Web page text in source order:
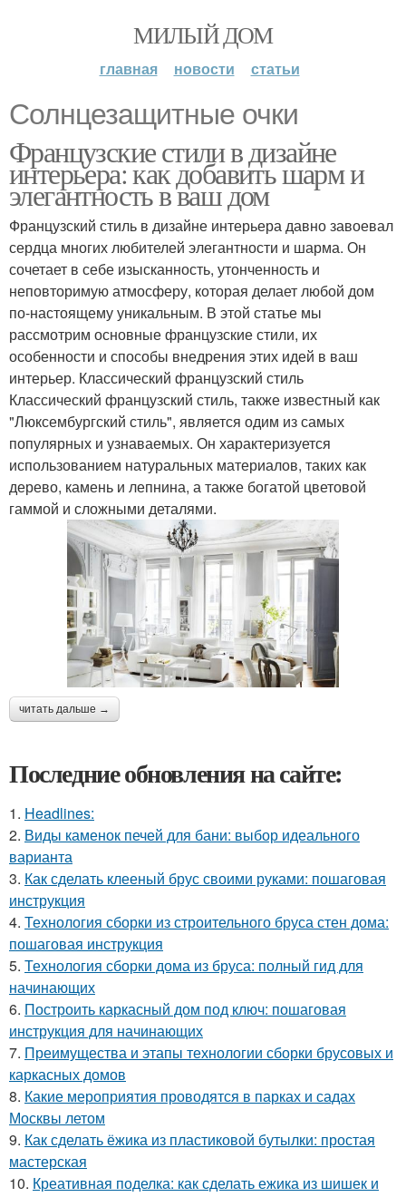
МИЛЫЙ ДОМ
главная новости статьи
Солнцезащитные очки
Французские стили в дизайне
интерьера: как добавить шарм и
элегантность в ваш дом
Французский стиль в дизайне интерьера давно завоевал
сердца многих любителей элегантности и шарма. Он
сочетает в себе изысканность, утонченность и
неповторимую атмосферу, которая делает любой дом
по-настоящему уникальным. В этой статье мы
рассмотрим основные французские стили, их
особенности и способы внедрения этих идей в ваш
интерьер. Классический французский стиль
Классический французский стиль, также известный как
"Люксембургский стиль", является одим из самых
популярных и узнаваемых. Он характеризуется
использованием натуральных материалов, таких как
дерево, камень и лепнина, а также богатой цветовой
гаммой и сложными деталями.
читать дальше →
Последние обновления на сайте:
1. Headlines:
2. Виды каменок печей для бани: выбор идеального
варианта
3. Как сделать клееный брус своими руками: пошаговая
инструкция
4. Технология сборки из строительного бруса стен дома:
пошаговая инструкция
5. Технология сборки дома из бруса: полный гид для
начинающих
6. Построить каркасный дом под ключ: пошаговая
инструкция для начинающих
7. Преимущества и этапы технологии сборки брусовых и
каркасных домов
8. Какие мероприятия проводятся в парках и садах
Москвы летом
9. Как сделать ёжика из пластиковой бутылки: простая
мастерская
10. Креативная поделка: как сделать ежика из шишек и